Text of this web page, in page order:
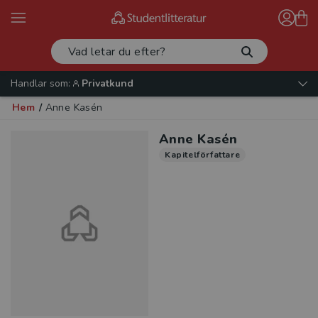
Handlar som:
Privatkund
Hem / Anne Kasén
Anne Kasén
Kapitelförfattare